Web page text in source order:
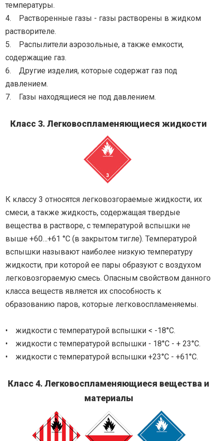
температуры.
4. Растворенные газы - газы растворены в жидком
растворителе.
5. Распылители аэрозольные, а также емкости,
содержащие газ.
6. Другие изделия, которые содержат газ под
давлением.
7. Газы находящиеся не под давлением.
Класс 3. Легковоспламеняющиеся жидкости
К классу 3 относятся легковозгораемые жидкости, их
смеси, а также жидкость, содержащая твердые
вещества в растворе, с температурой вспышки не
выше +60…+61 °C (в закрытом тигле). Температурой
вспышки называют наиболее низкую температуру
жидкости, при которой ее пары образуют с воздухом
легковозгораемую смесь. Опасным свойством данного
класса веществ является их способность к
образованию паров, которые легковоспламеняемы.
• жидкости с температурой вспышки < -18°C.
• жидкости с температурой вспышки - 18°C - + 23°C.
• жидкости с температурой вспышки +23°C - +61°C.
Класс 4. Легковоспламеняющиеся вещества и
материалы